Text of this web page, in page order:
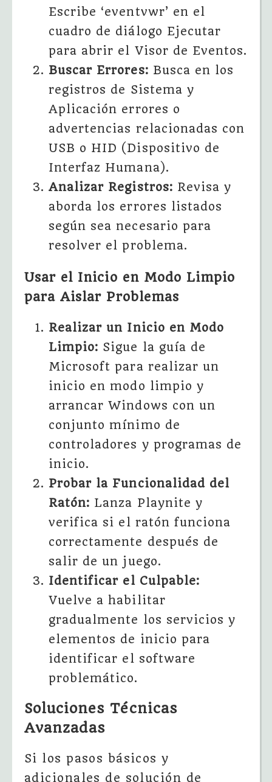
Escribe ‘eventvwr’ en el
cuadro de diálogo Ejecutar
para abrir el Visor de Eventos.
Buscar Errores: Busca en los
registros de Sistema y
Aplicación errores o
advertencias relacionadas con
USB o HID (Dispositivo de
Interfaz Humana).
Analizar Registros: Revisa y
aborda los errores listados
según sea necesario para
resolver el problema.
Usar el Inicio en Modo Limpio
para Aislar Problemas
Realizar un Inicio en Modo
Limpio: Sigue la guía de
Microsoft para realizar un
inicio en modo limpio y
arrancar Windows con un
conjunto mínimo de
controladores y programas de
inicio.
Probar la Funcionalidad del
Ratón: Lanza Playnite y
verifica si el ratón funciona
correctamente después de
salir de un juego.
Identificar el Culpable:
Vuelve a habilitar
gradualmente los servicios y
elementos de inicio para
identificar el software
problemático.
Soluciones Técnicas
Avanzadas
Si los pasos básicos y
adicionales de solución de